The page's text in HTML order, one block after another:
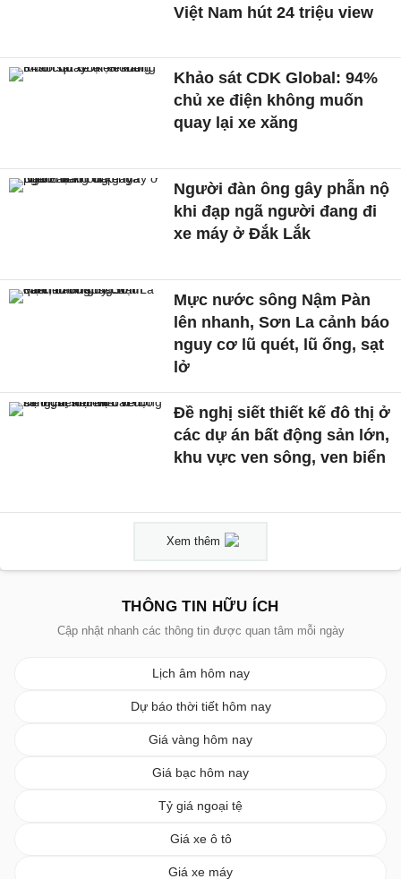
Việt Nam hút 24 triệu view
Khảo sát CDK Global: 94%
chủ xe điện không muốn
quay lại xe xăng
Người đàn ông gây phẫn nộ
khi đạp ngã người đang đi
xe máy ở Đắk Lắk
Mực nước sông Nậm Pàn
lên nhanh, Sơn La cảnh báo
nguy cơ lũ quét, lũ ống, sạt
lở
Đề nghị siết thiết kế đô thị ở
các dự án bất động sản lớn,
khu vực ven sông, ven biển
Xem thêm
THÔNG TIN HỮU ÍCH
Cập nhật nhanh các thông tin được quan tâm mỗi ngày
Lịch âm hôm nay
Dự báo thời tiết hôm nay
Giá vàng hôm nay
Giá bạc hôm nay
Tỷ giá ngoại tệ
Giá xe ô tô
Giá xe máy